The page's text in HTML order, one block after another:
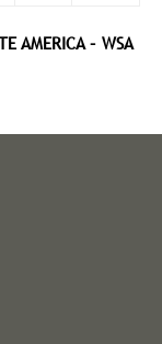
AMERICA – WSA